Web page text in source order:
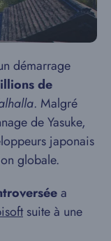
démarrage
de
. Malgré
de Yasuke,
japonais
globale.
a
suite à une